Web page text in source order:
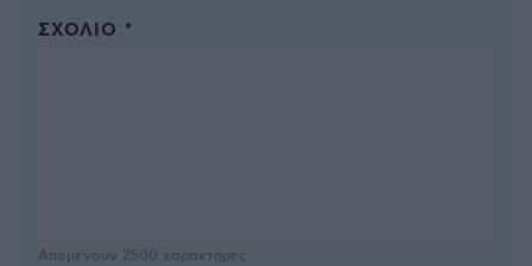
ΣΧΌΛΙΟ *
Απομένουν 2500 χαρακτήρες